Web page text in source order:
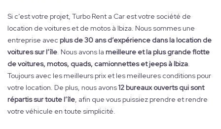
Si c’est votre projet, Turbo Rent a Car est votre société de
location de voitures et de motos à Ibiza. Nous sommes une
entreprise avec plus de 30 ans d’expérience dans la location de
voitures sur l’île. Nous avons la meilleure et la plus grande flotte
de voitures, motos, quads, camionnettes et jeeps à Ibiza.
Toujours avec les meilleurs prix et les meilleures conditions pour
votre location. De plus, nous avons12 bureaux ouverts qui sont
répartis sur toute l’île, afin que vous puissiez prendre et rendre
votre véhicule en toute simplicité.